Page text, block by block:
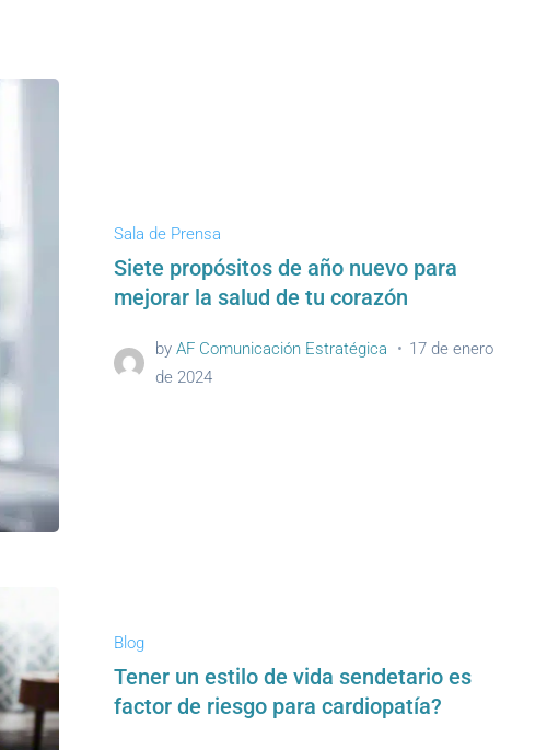
Sala de Prensa
Siete propósitos de año nuevo para
mejorar la salud de tu corazón
by AF Comunicación Estratégica
17 de enero
de 2024
Blog
Tener un estilo de vida sendetario es
factor de riesgo para cardiopatía?